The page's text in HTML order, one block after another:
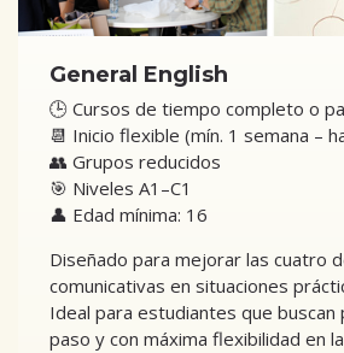
General English
🕒 Cursos de tiempo completo o
📆 Inicio flexible (mín. 1 semana –
👥 Grupos reducidos
🎯 Niveles A1–C1
👤 Edad mínima: 16
Diseñado para mejorar las cuatro
comunicativas en situaciones
Ideal para estudiantes que
paso y con máxima flexibilidad en